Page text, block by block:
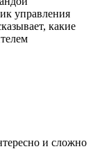
управления
какие
и сложно